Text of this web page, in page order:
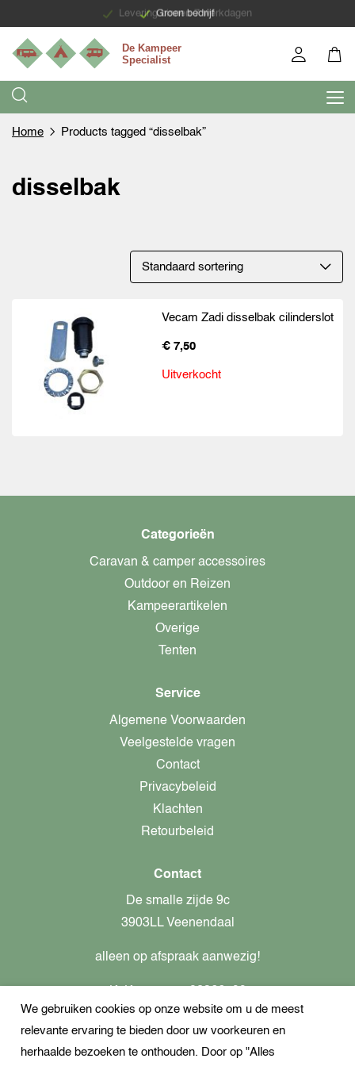
Groen bedrijf
Levering binnen 7 werkdagen
Home Products tagged “disselbak”
disselbak
Vecam Zadi disselbak cilinderslot
€ 7,50
Uitverkocht
Categorieën
Caravan & camper accessoires
Outdoor en Reizen
Kampeerartikelen
Overige
Tenten
Service
Algemene Voorwaarden
Veelgestelde vragen
Contact
Privacybeleid
Klachten
Retourbeleid
Contact
De smalle zijde 9c
3903LL Veenendaal
alleen op afspraak aanwezig!
Btw-nummer: nl862437301B01
+31621944547
We gebruiken cookies op onze website om u de meest
relevante ervaring te bieden door uw voorkeuren en
herhaalde bezoeken te onthouden. Door op "Alles